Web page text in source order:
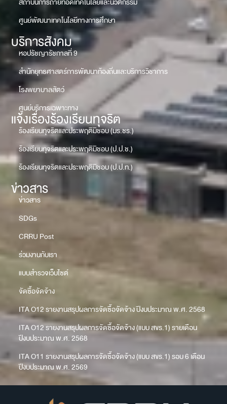
ศูนย์พัฒนาเทคโนโลยีทางการศึกษา
บริการสังคม
หอปรัชญารัชกาลที่ 9
สำนักยุทธศาสตร์การพัฒนาท้องถิ่นและบริการวิชาการ
โรงพยาบาลสัตว์
ศูนย์บริการเฉพาะทาง
แจ้งเรื่องร้องเรียนทุจริต
ร้องเรียนทุจริตและประพฤติมิชอบ (มร.ชร.)
ร้องเรียนทุจริตและประพฤติมิชอบ (ป.ป.ช.)
ร้องเรียนทุจริตและประพฤติมิชอบ (ป.ป.ท.)
ข่าวสาร
ข่าวสาร
SDGs
CRRU Post
ร่วมงานกับเรา
แบบสำรวจเว็บไซต์
จัดซื้อจัดจ้าง
ITA O12 รายงานสรุปผลการจัดซื้อจัดจ้าง ปีงบประมาณ พ.ศ. 2568
ITA O12 รายงานสรุปผลการจัดซื้อจัดจ้าง (แบบ สขร.1) รายเดือน
ปีงบประมาณ พ.ศ. 2568
ITA O11 รายงานสรุปผลการจัดซื้อจัดจ้าง (แบบ สขร.1) รอบ 6 เดือน
ปีงบประมาณ พ.ศ. 2569